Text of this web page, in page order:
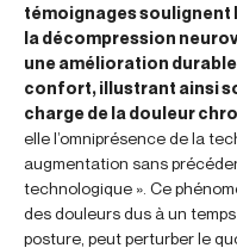
témoignages
la décompression
une amélioration
confort, illustrant ainsi
charge de la douleur
elle l’omniprésence de la
augmentation sans
technologique ». Ce
des douleurs dus à un
posture, peut perturber le